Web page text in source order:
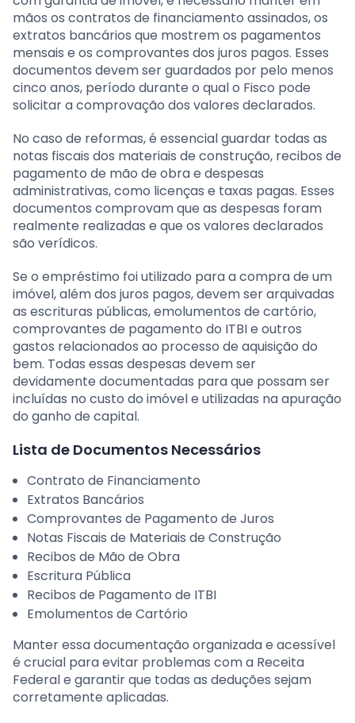
mãos os contratos de financiamento assinados, os
extratos bancários que mostrem os pagamentos
mensais e os comprovantes dos juros pagos. Esses
documentos devem ser guardados por pelo menos
cinco anos, período durante o qual o Fisco pode
solicitar a comprovação dos valores declarados.
No caso de reformas, é essencial guardar todas as
notas fiscais dos materiais de construção, recibos de
pagamento de mão de obra e despesas
administrativas, como licenças e taxas pagas. Esses
documentos comprovam que as despesas foram
realmente realizadas e que os valores declarados
são verídicos.
Se o empréstimo foi utilizado para a compra de um
imóvel, além dos juros pagos, devem ser arquivadas
as escrituras públicas, emolumentos de cartório,
comprovantes de pagamento do ITBI e outros
gastos relacionados ao processo de aquisição do
bem. Todas essas despesas devem ser
devidamente documentadas para que possam ser
incluídas no custo do imóvel e utilizadas na apuração
do ganho de capital.
Lista de Documentos Necessários
Contrato de Financiamento
Extratos Bancários
Comprovantes de Pagamento de Juros
Notas Fiscais de Materiais de Construção
Recibos de Mão de Obra
Escritura Pública
Recibos de Pagamento de ITBI
Emolumentos de Cartório
Manter essa documentação organizada e acessível
é crucial para evitar problemas com a Receita
Federal e garantir que todas as deduções sejam
corretamente aplicadas.